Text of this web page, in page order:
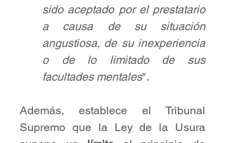
sido aceptado por el prestatario
a causa de su situación
angustiosa, de su inexperiencia
o de lo limitado de sus
facultades mentales".
Además, establece el Tribunal
Supremo que la Ley de la Usura